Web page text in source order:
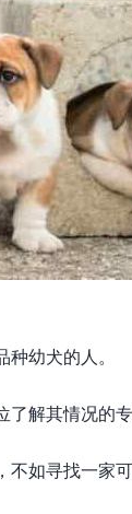
幼犬的人。
解其情况的专
如寻找一家